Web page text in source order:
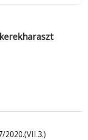
2020.(VII.3.)